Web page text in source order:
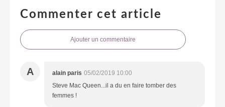
Commenter cet article
Ajouter un commentaire
A alain paris 05/02/2019 10:00
Steve Mac Queen...il a du en faire tomber des
femmes !